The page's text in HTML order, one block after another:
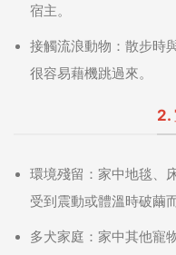
宿主。
接觸流浪動物：散步時
很容易藉機跳過來。
2.
環境殘留： 家中地毯、
受到震動或體溫時破繭而
多犬家庭： 家中其他寵